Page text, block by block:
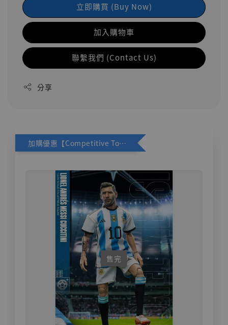
立即購買 (Buy Now)
加入購物車
聯繫我們 (Contact Us)
分享
加購優惠【Competitive Toys 梅西 [CM001]】
售完